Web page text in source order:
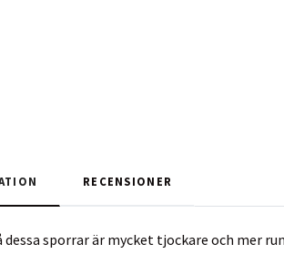
RECENSIONER
dessa sporrar är mycket tjockare och mer